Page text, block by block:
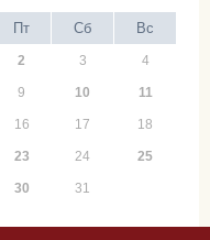
Пт Сб Вс
2 3 4
9 10 11
16 17 18
23 24 25
30 31